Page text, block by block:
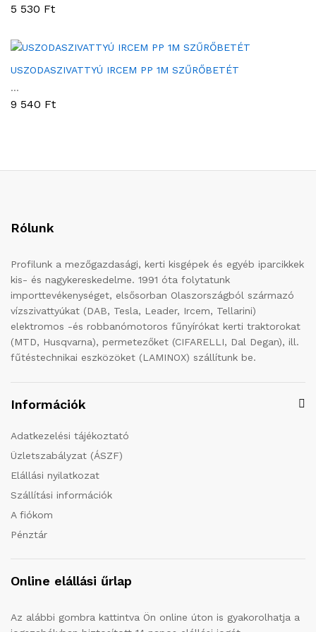
5 530 Ft
USZODASZIVATTYÚ IRCEM PP 1M SZŰRŐBETÉT
...
9 540 Ft
Rólunk
Profilunk a mezőgazdasági, kerti kisgépek és egyéb iparcikkek
kis- és nagykereskedelme. 1991 óta folytatunk
importtevékenységet, elsősorban Olaszországból származó
vízszivattyúkat (DAB, Tesla, Leader, Ircem, Tellarini)
elektromos -és robbanómotoros fűnyírókat kerti traktorokat
(MTD, Husqvarna), permetezőket (CIFARELLI, Dal Degan), ill.
fűtéstechnikai eszközöket (LAMINOX) szállítunk be.
Információk
Adatkezelési tájékoztató
Üzletszabályzat (ÁSZF)
Elállási nyilatkozat
Szállítási információk
A fiókom
Pénztár
Online elállási űrlap
Az alábbi gombra kattintva Ön online úton is gyakorolhatja a